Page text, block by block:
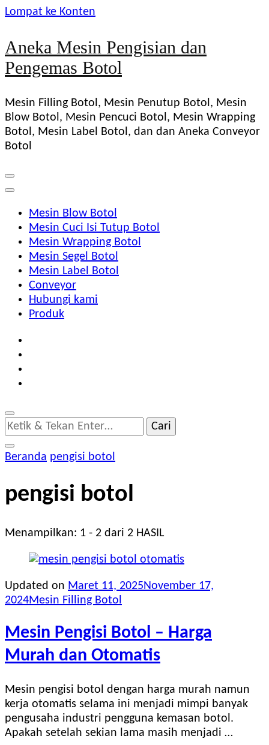
Lompat ke Konten
Aneka Mesin Pengisian dan
Pengemas Botol
Mesin Filling Botol, Mesin Penutup Botol, Mesin
Blow Botol, Mesin Pencuci Botol, Mesin Wrapping
Botol, Mesin Label Botol, dan dan Aneka Conveyor
Botol
Mesin Blow Botol
Mesin Cuci Isi Tutup Botol
Mesin Wrapping Botol
Mesin Segel Botol
Mesin Label Botol
Conveyor
Hubungi kami
Produk
Mencari
Sesuatu?
Beranda pengisi botol
pengisi botol
Menampilkan: 1 - 2 dari 2 HASIL
Updated on Maret 11, 2025 November 17,
2024Mesin Filling Botol
Mesin Pengisi Botol – Harga
Murah dan Otomatis
Mesin pengisi botol dengan harga murah namun
kerja otomatis selama ini menjadi mimpi banyak
pengusaha industri pengguna kemasan botol.
Apakah setelah sekian lama masih menjadi …